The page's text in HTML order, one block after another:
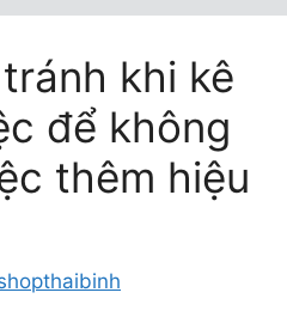
khi kê
để không
thêm hiệu